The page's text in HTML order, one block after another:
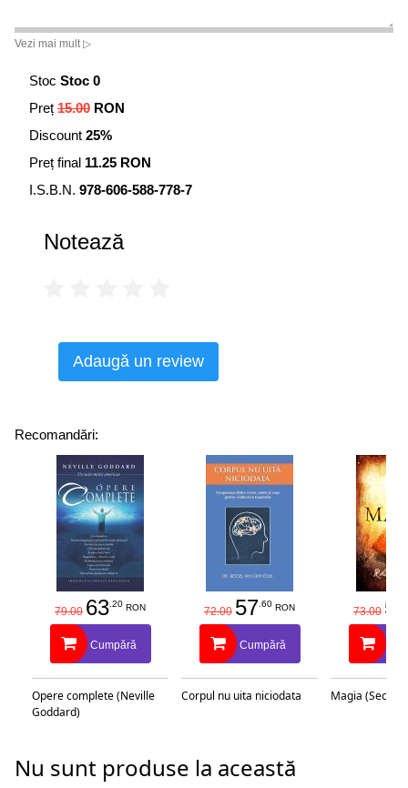
Vezi mai mult ▷
Stoc Stoc 0
Preț 15.00 RON
Discount 25%
Preț final 11.25 RON
I.S.B.N. 978-606-588-778-7
Notează
Adaugă un review
Recomandări:
79.00 63.20 RON
Cumpără
Opere complete (Neville
Goddard)
72.00 57.60 RON
Cumpără
Corpul nu uita niciodata
73.00 58
Magia
Nu sunt produse la această